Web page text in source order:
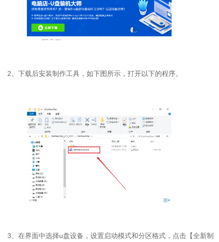
2 、下载后安装制作工具，如下图所示，打开以下的程序。
3 、在界面中选择u盘设备，设置启动模式和分区格式，点击【全新制